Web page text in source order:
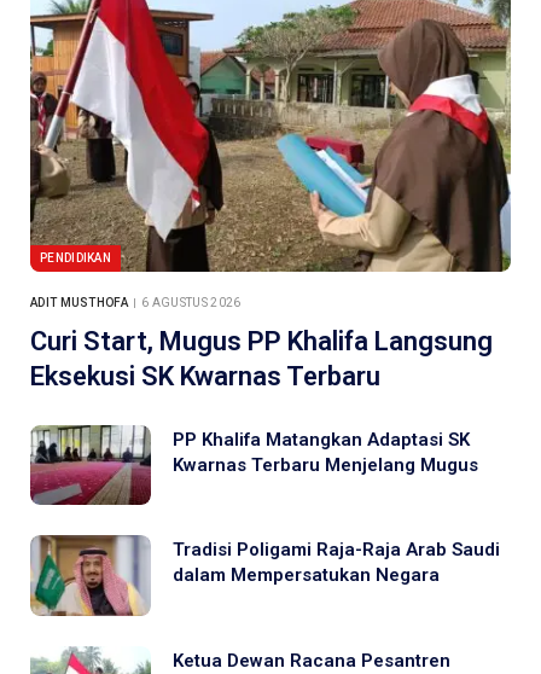
PENDIDIKAN
ADIT MUSTHOFA 6 AGUSTUS 2026
Curi Start, Mugus PP Khalifa Langsung
Eksekusi SK Kwarnas Terbaru
PP Khalifa Matangkan Adaptasi SK
Kwarnas Terbaru Menjelang Mugus
Tradisi Poligami Raja-Raja Arab Saudi
dalam Mempersatukan Negara
Ketua Dewan Racana Pesantren